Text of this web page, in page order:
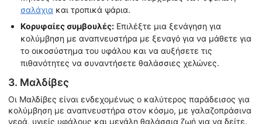
σαλάχια και τροπικά ψάρια.
Κορυφαίες συμβουλές: Επιλέξτε μια ξενάγηση για
κολύμβηση με αναπνευστήρα με ξεναγό για να μάθετε για
το οικοσύστημα του υφάλου και να αυξήσετε τις
πιθανότητες να συναντήσετε θαλάσσιες χελώνες.
3. Μαλδίβες
Οι Μαλδίβες είναι ενδεχομένως ο καλύτερος παράδεισος για
κολύμβηση με αναπνευστήρα στον κόσμο, με γαλαζοπράσινα
νερά, υγιείς υφάλους και μεγάλη θαλάσσια ζωή για να δείτε.